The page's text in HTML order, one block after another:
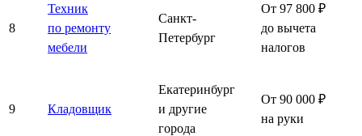
8
Техник
по ремонту
мебели
Санкт-
Петербург
От 97 800 ₽
до вычета
налогов
9 Кладовщик
Екатеринбург
и другие
города
От 90 000 ₽
на руки